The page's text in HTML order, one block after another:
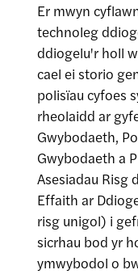
Er mwyn
technoleg
ddiogelu'r holl
cael ei storio
polisïau cyfoes
rheolaidd ar
Gwybodaeth,
Gwybodaeth a
Asesiadau Risg
Effaith ar
risg unigol) i
sicrhau bod yr
ymwybodol o